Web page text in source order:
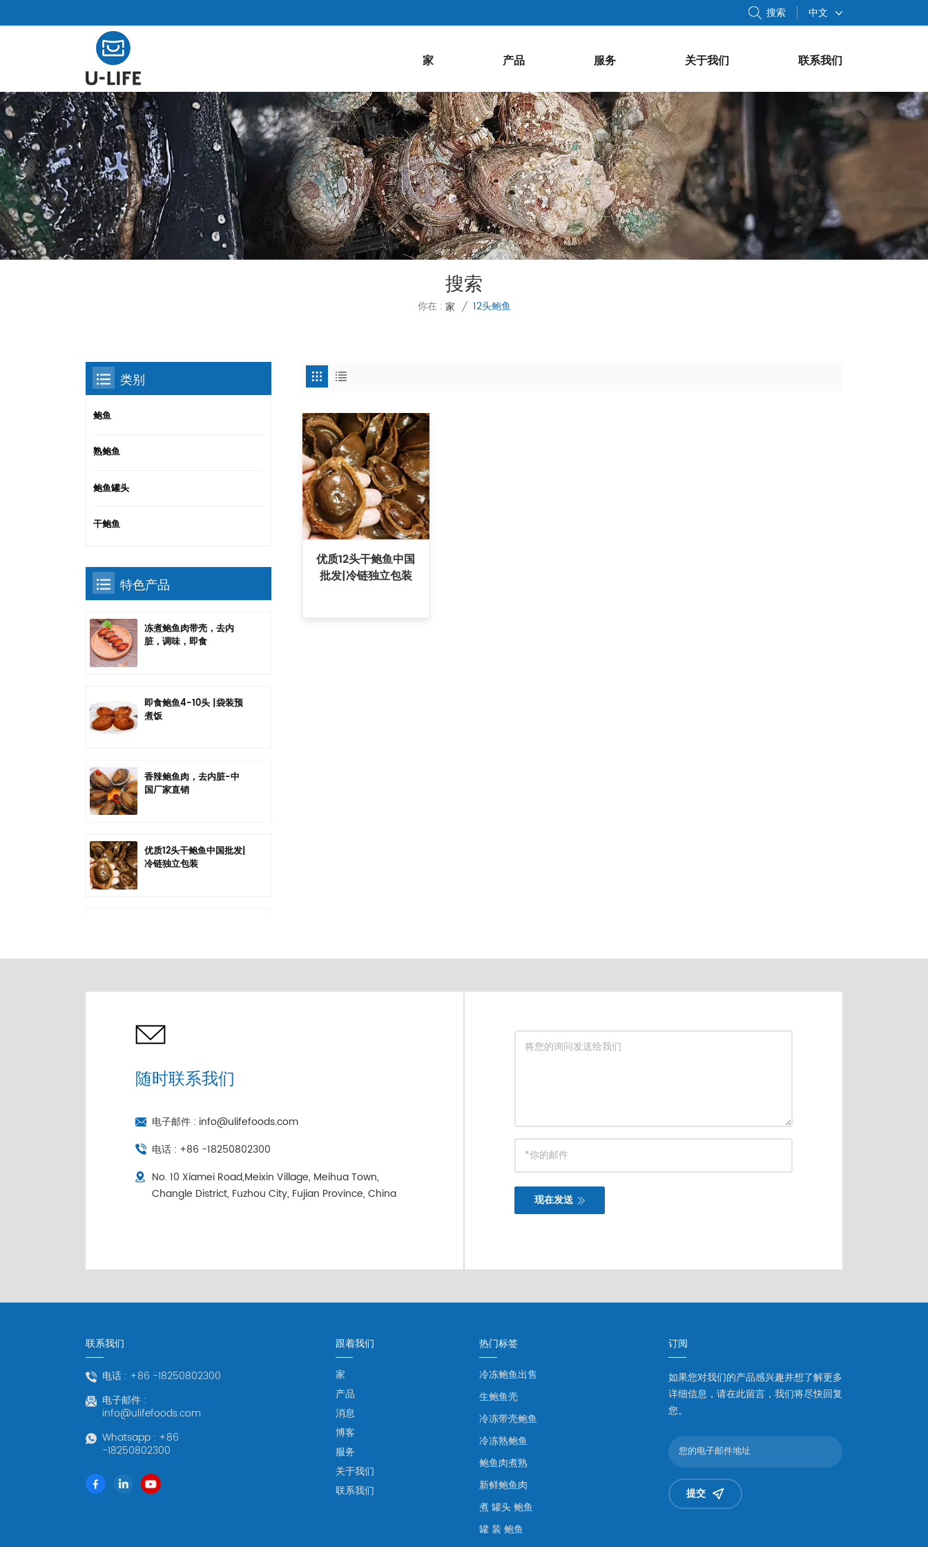
中文
搜索
家 产品 服务 关于我们 联系我们
搜索
你在 : 家 / 12头鲍鱼
优质12头干鲍鱼中国
批发|冷链独立包装
类别
鲍鱼
熟鲍鱼
鲍鱼罐头
干鲍鱼
特色产品
冻煮鲍鱼肉带壳，去内
脏，调味，即食
即食鲍鱼4-10头 |袋装预
煮饭
香辣鲍鱼肉，去内脏-中
国厂家直销
优质12头干鲍鱼中国批发|
冷链独立包装
随时联系我们
电子邮件 : info@ulifefoods.com
电话 : +86 -18250802300
No. 10 Xiamei Road,Meixin Village, Meihua Town,
Changle District, Fuzhou City, Fujian Province, China
现在发送
联系我们
电话 : +86 -18250802300
电子邮件 :
info@ulifefoods.com
Whatsapp : +86
-18250802300
跟着我们
家
产品
消息
博客
服务
关于我们
联系我们
热门标签
冷冻鲍鱼出售
生鲍鱼壳
冷冻带壳鲍鱼
冷冻熟鲍鱼
鲍鱼肉煮熟
新鲜鲍鱼肉
煮 罐头 鲍鱼
罐 装 鲍鱼
订阅
如果您对我们的产品感兴趣并想了解更多
详细信息，请在此留言，我们将尽快回复
您。
提交